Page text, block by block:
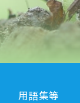
用語集等